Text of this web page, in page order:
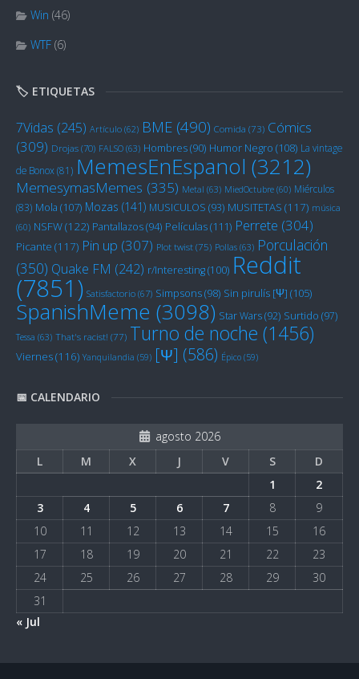
Win (46)
WTF (6)
🏷️ ETIQUETAS
7Vidas (245) Artículo (62) BME (490) Comida (73) Cómics
(309) Drojas (70) FALSO (63) Hombres(90) Humor Negro (108) La vintage
de Bonox(81) MemesEnEspanol (3212)
MemesymasMemes (335) Metal (63) MiedOctubre (60) Miérculos
(83) Mola (107) Mozas (141) MUSICULOS (93) MUSITETAS (117) música
(60) NSFW(122) Pantallazos(94) Películas(111) Perrete (304)
Picante (117) Pin up (307) Plot twist (75) Pollas (63) Porculación
(350) Quake FM (242) r/Interesting(100) Reddit
(7851) Satisfactorio (67) Simpsons(98) Sin pirulís [Ψ] (105)
SpanishMeme (3098) Star Wars(92) Surtido (97)
Tessa (63) That's racist! (77) Turno de noche (1456)
Viernes(116) Yanquilandia (59) [Ψ] (586) Épico (59)
📅 CALENDARIO
agosto 2026
L
M X J V S
D
1
2
3
4 5 6 7 8
9
10
11 12 13 14 15
16
17
18 19 20 21 22
23
24
25 26 27 28 29
30
31
« Jul